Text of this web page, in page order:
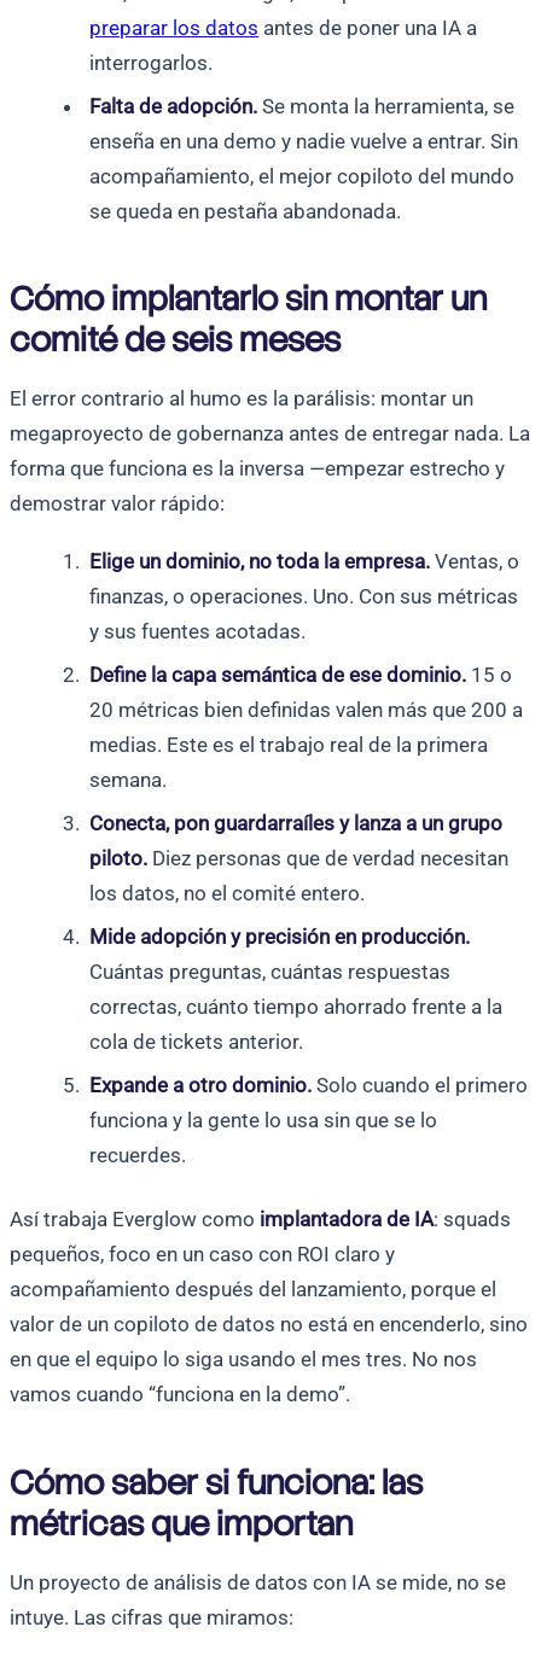
preparar los datos antes de poner una IA a
interrogarlos.
Falta de adopción. Se monta la herramienta, se
enseña en una demo y nadie vuelve a entrar. Sin
acompañamiento, el mejor copiloto del mundo
se queda en pestaña abandonada.
Cómo implantarlo sin montar un
comité de seis meses
El error contrario al humo es la parálisis: montar un
megaproyecto de gobernanza antes de entregar nada. La
forma que funciona es la inversa —empezar estrecho y
demostrar valor rápido:
Elige un dominio, no toda la empresa. Ventas, o
finanzas, o operaciones. Uno. Con sus métricas
y sus fuentes acotadas.
Define la capa semántica de ese dominio. 15 o
20 métricas bien definidas valen más que 200 a
medias. Este es el trabajo real de la primera
semana.
Conecta, pon guardarraíles y lanza a un grupo
piloto. Diez personas que de verdad necesitan
los datos, no el comité entero.
Mide adopción y precisión en producción.
Cuántas preguntas, cuántas respuestas
correctas, cuánto tiempo ahorrado frente a la
cola de tickets anterior.
Expande a otro dominio. Solo cuando el primero
funciona y la gente lo usa sin que se lo
recuerdes.
Así trabaja Everglow como implantadora de IA: squads
pequeños, foco en un caso con ROI claro y
acompañamiento después del lanzamiento, porque el
valor de un copiloto de datos no está en encenderlo, sino
en que el equipo lo siga usando el mes tres. No nos
vamos cuando “funciona en la demo”.
Cómo saber si funciona: las
métricas que importan
Un proyecto de análisis de datos con IA se mide, no se
intuye. Las cifras que miramos: